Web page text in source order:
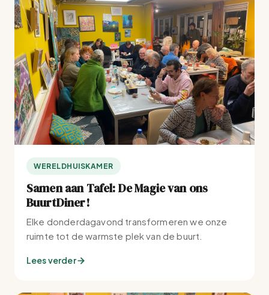
WERELDHUISKAMER
Samen aan Tafel: De Magie van ons
BuurtDiner!
Elke donderdagavond transformeren we onze
ruimte tot de warmste plek van de buurt.
Lees verder